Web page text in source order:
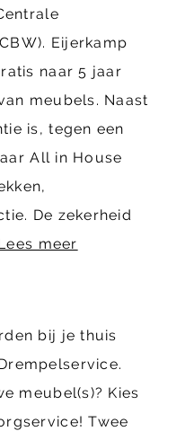
Eijerkamp
naar 5 jaar
meubels. Naast
is, tegen een
All in House
De zekerheid
meer
bij je thuis
meubel(s)? Kies
Twee